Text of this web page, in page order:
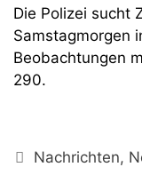
Die Polizei sucht
Samstagmorgen
Beobachtungen
290.
Kategorien
Nachrichten,